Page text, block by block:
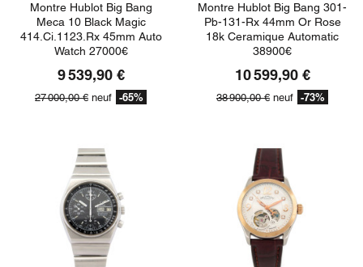
Montre Hublot Big Bang
Meca 10 Black Magic
414.ci.1123.rx 45mm Auto
Watch 27000€
9 539,90 €
27 000,00 € neuf -65%
Montre Hublot Big Bang 301-
Pb-131-Rx 44mm Or Rose
18k Ceramique Automatic
38900€
10 599,90 €
38 900,00 € neuf -73%